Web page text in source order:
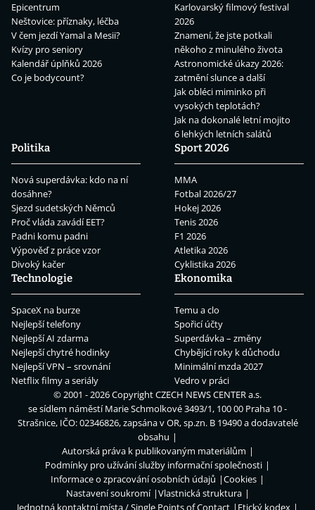
Epicentrum
Neštovice: příznaky, léčba
V čem jezdí Yamal a Mesii?
Kvízy pro seniory
Kalendář úplňků 2026
Co je bodycount?
Karlovarský filmový festival
2026
Znamení, že jste potkali
někoho z minulého života
Astronomické úkazy 2026:
zatmění slunce a další
Jak obléci miminko při
vysokých teplotách?
Jak na dokonalé letní mojito
6 lehkých letních salátů
Politika
Nová superdávka: kdo na ní
dosáhne?
Sjezd sudetských Němců
Proč vláda zavádí EET?
Padni komu padni
Výpověď z práce vzor
Divoký kačer
Sport 2026
MMA
Fotbal 2026/27
Hokej 2026
Tenis 2026
F1 2026
Atletika 2026
Cyklistika 2026
Technologie
SpaceX na burze
Nejlepší telefony
Nejlepší AI zdarma
Nejlepší chytré hodinky
Nejlepší VPN – srovnání
Netflix filmy a seriály
Ekonomika
Temu a clo
Spořicí účty
Superdávka – změny
Chybějící roky k důchodu
Minimální mzda 2027
Vedro v práci
© 2001 - 2026 CopyrightCZECH NEWS CENTER a.s.
se sídlem náměstí Marie Schmolkové 3493/1, 100 00 Praha 10 -
Strašnice, IČO: 02346826, zapsána v OR, sp.zn. B 19490 a dodavatelé
obsahu
Autorská práva k publikovaným materiálům
Podmínky pro užívání služby informační společnosti
Informace o zpracování osobních údajů
Cookies
Nastavení soukromí
Vlastnická struktura
Jednotná kontaktní místa / Single Points of Contact
Etický kodex